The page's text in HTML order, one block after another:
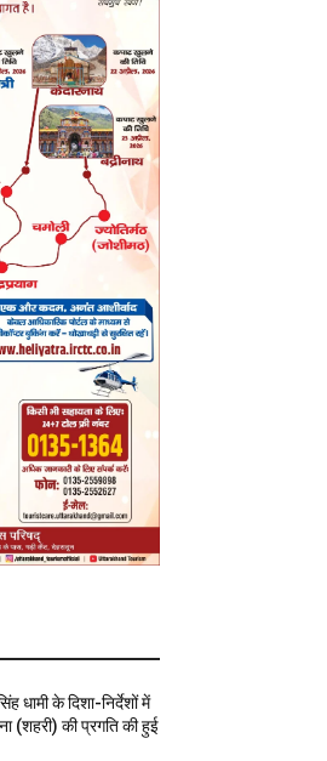
धामी के दिशा-निर्देशों में
(शहरी) की प्रगति की हुई